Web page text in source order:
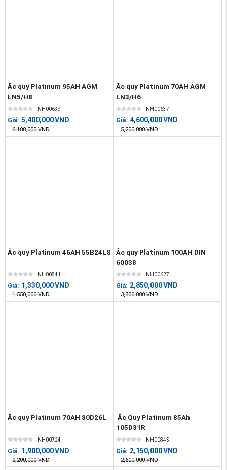
Ắc quy Platinum 95AH AGM
LN5/H8
NH00639
Giá: 5,400,000VND
6,100,000 VND
Ắc quy Platinum 70AH AGM
LN3/H6
NH00637
Giá: 4,600,000VND
5,200,000 VND
Ắc quy Platinum 46AH 55B24LS
NH00841
Giá: 1,330,000VND
1,550,000 VND
Ắc quy Platinum 100AH DIN
60038
NH00627
Giá: 2,850,000VND
3,300,000 VND
Ắc quy Platinum 70AH 80D26L
NH00724
Giá: 1,900,000VND
2,200,000 VND
Ắc Quy Platinum 85Ah
105D31R
NH00845
Giá: 2,150,000VND
2,600,000 VND